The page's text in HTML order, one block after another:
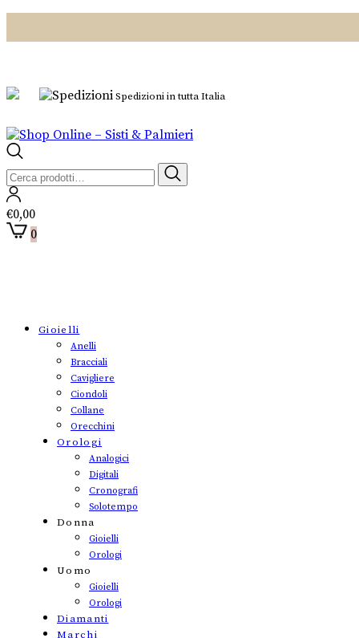
Spedizioni in tutta Italia
Cerca:
€0,00
0
Gioielli
Anelli
Bracciali
Cavigliere
Ciondoli
Collane
Orecchini
Orologi
Analogici
Digitali
Cronografi
Solotempo
Donna
Gioielli
Orologi
Uomo
Gioielli
Orologi
Diamanti
Marchi